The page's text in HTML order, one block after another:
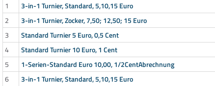
1 3-in-1 Turnier, Standard, 5,10,15 Euro
2
3-in-1 Turnier, Zocker, 7,50; 12,50; 15 Euro
3
Standard Turnier 5 Euro, 0,5 Cent
4
Standard Turnier 10 Euro, 1 Cent
5
1-Serien-Standard Euro 10,00, 1/2CentAbrechnung
6
3-in-1 Turnier, Standard, 5,10,15 Euro